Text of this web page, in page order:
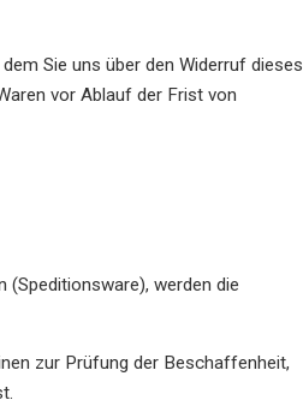
Sie uns über den Widerruf dieses
vor Ablauf der Frist von
werden die
zur Prüfung der Beschaffenheit,